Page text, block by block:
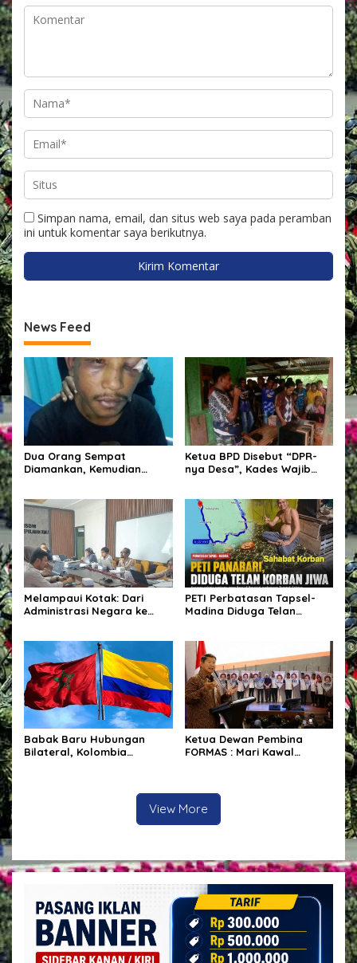
Simpan nama, email, dan situs web saya pada peramban
ini untuk komentar saya berikutnya.
News Feed
Dua Orang Sempat
Diamankan, Kemudian
Polres Sumba Timur
Ketua BPD Disebut “DPR-
nya Desa”, Kades Wajib
Anggaran.
Melampaui Kotak: Dari
Administrasi Negara ke
PETI Perbatasan Tapsel-
Madina Diduga Telan
Keterangan Resmi
Babak Baru Hubungan
Bilateral, Kolombia
Ketua Dewan Pembina
FORMAS : Mari Kawal
View More